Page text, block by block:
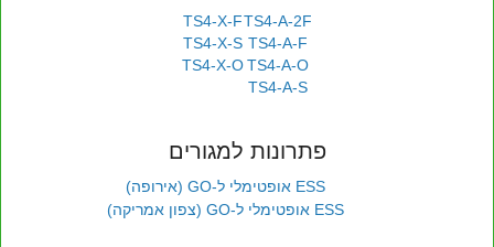
TS4-A-2F
TS4-A-F
TS4-A-O
TS4-A-S
TS4-X-F
TS4-X-S
TS4-X-O
פתרונות למגורים
ESS אופטימלי ל-GO (אירופה)
ESS אופטימלי ל-GO (צפון אמריקה)